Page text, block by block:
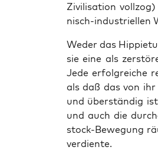
Zivi­li­sa­ti­on
nisch-indus­tri­el­len
Weder das
sie eine als
Jede erfolg­rei­che
als daß das von
und über­stän­dig
und auch die
stock-Bewe­gung
verdiente.